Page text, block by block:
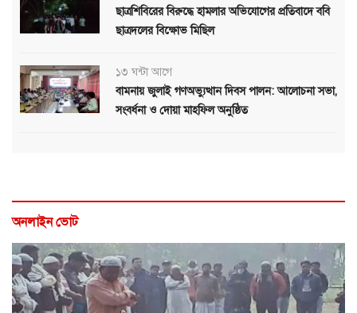
ছাত্রশিবিরের বিরুদ্ধে হামলার অভিযোগের প্রতিবাদে ববি
ছাত্রদলের বিক্ষোভ মিছিল
১৩ ঘন্টা আগে
বামনায় জুলাই গণঅভ্যুত্থান দিবস পালন: আলোচনা সভা,
সংবর্ধনা ও দোয়া মাহফিল অনুষ্ঠিত
অনলাইন ভোট